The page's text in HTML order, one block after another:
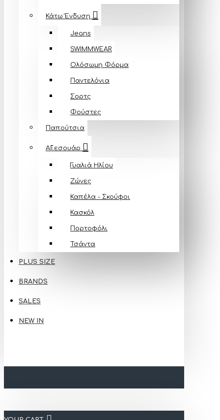
Κάτω Ένδυση
Jeans
SWIMMWEAR
Ολόσωμη Φόρμα
Παντελόνια
Σορτς
Φούστες
Παπούτσια
Αξεσουάρ
Γυαλιά Ηλίου
Ζώνες
Καπέλα - Σκούφοι
Κασκόλ
Πορτοφόλι
Τσάντα
PLUS SIZE
BRANDS
SALES
NEW IN